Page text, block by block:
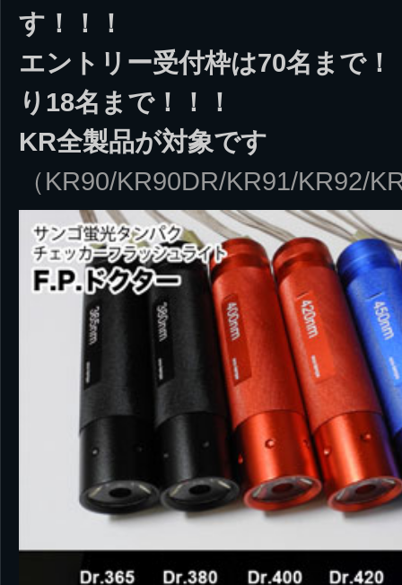
す！！！
エントリー受付枠は70名まで
り18名まで！！！
KR全製品が対象です
（KR90/KR90DR/KR91/KR92/